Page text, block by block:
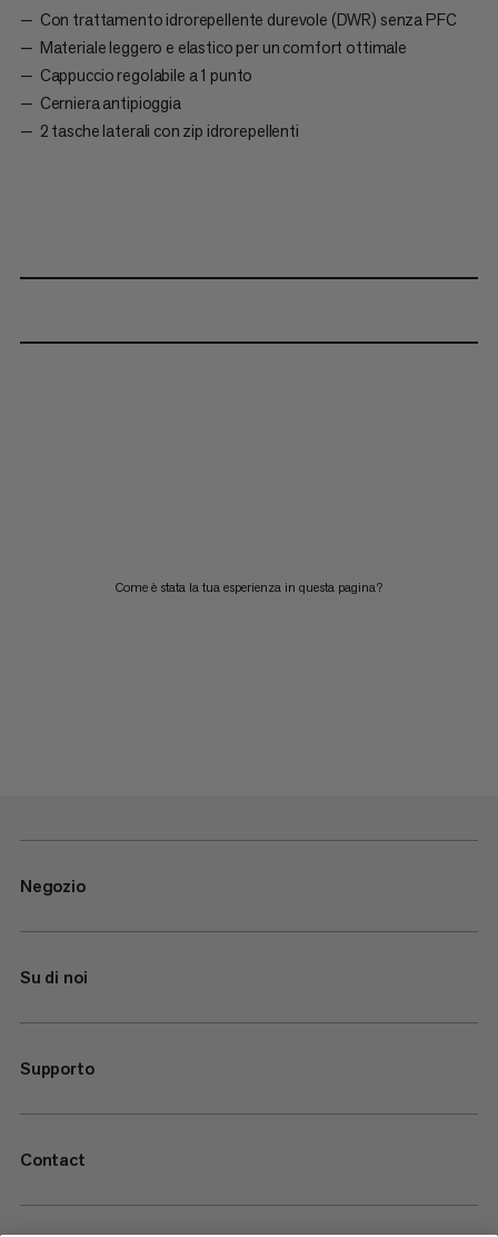
Con trattamento idrorepellente durevole (DWR) senza PFC
Materiale leggero e elastico per un comfort ottimale
Cappuccio regolabile a 1 punto
Cerniera antipioggia
2 tasche laterali con zip idrorepellenti
Come è stata la tua esperienza in questa pagina?
Negozio
Su di noi
Supporto
Contact